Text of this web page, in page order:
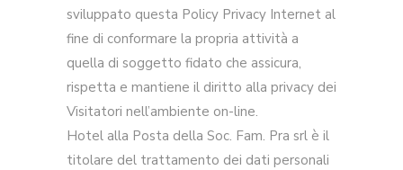
sviluppato questa Policy Privacy Internet al
fine di conformare la propria attività a
quella di soggetto fidato che assicura,
rispetta e mantiene il diritto alla privacy dei
Visitatori nell’ambiente on-line.
Hotel alla Posta della Soc. Fam. Pra srl è il
titolare del trattamento dei dati personali